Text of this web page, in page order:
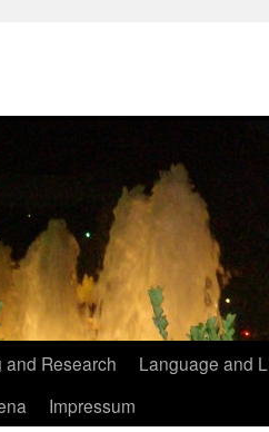
and Research
Language and
Impressum